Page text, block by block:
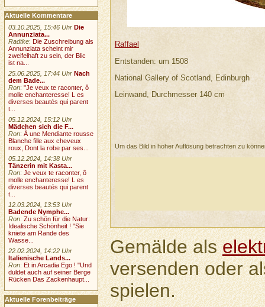
Raffael
Entstanden: um 1508
National Gallery of Scotland, Edinburgh
Leinwand, Durchmesser 140 cm
Um das Bild in hoher Auflösung betrachten zu
Gemälde als
versenden oder
spielen.
Aktuelle Kommentare
03.10.2025, 15:46 Uhr Die
Annunziata...
Radtke: Die Zuschreibung als
Annunziata scheint mir
zweifelhaft zu sein, der Blic
ist na...
25.06.2025, 17:44 Uhr Nach
dem Bade...
Ron:"Je veux te raconter, ô
molle enchanteresse! L es
diverses beautés qui parent
t...
05.12.2024, 15:12 Uhr
Mädchen sich die F...
Ron:À une Mendiante rousse
Blanche fille aux cheveux
roux, Dont la robe par ses...
05.12.2024, 14:38 Uhr
Tänzerin mit Kasta...
Ron:Je veux te raconter, ô
molle enchanteresse! L es
diverses beautés qui parent
t...
12.03.2024, 13:53 Uhr
Badende Nymphe...
Ron:Zu schön für die Natur:
Idealische Schönheit ! "Sie
kniete am Rande des
Wasse...
22.02.2024, 14:22 Uhr
Italienische Lands...
Ron:Et in Arcadia Ego ! "Und
duldet auch auf seiner Berge
Rücken Das Zackenhaupt...
Aktuelle Forenbeiträge